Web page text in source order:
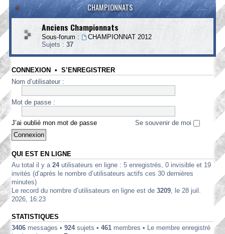
CHAMPIONNATS
Anciens Championnats
Sous-forum :
CHAMPIONNAT 2012
Sujets : 37
CONNEXION • S’ENREGISTRER
Nom d’utilisateur :
Mot de passe :
J’ai oublié mon mot de passe Se souvenir de moi
QUI EST EN LIGNE
Au total il y a 24utilisateurs en ligne : 5 enregistrés, 0 invisible et 19
invités (d’après le nombre d’utilisateurs actifs ces 30 dernières
minutes)
Le record du nombre d’utilisateurs en ligne est de 3209, le 28 juil.
2026, 16:23
STATISTIQUES
3406 messages • 924sujets • 461 membres • Le membre enregistré